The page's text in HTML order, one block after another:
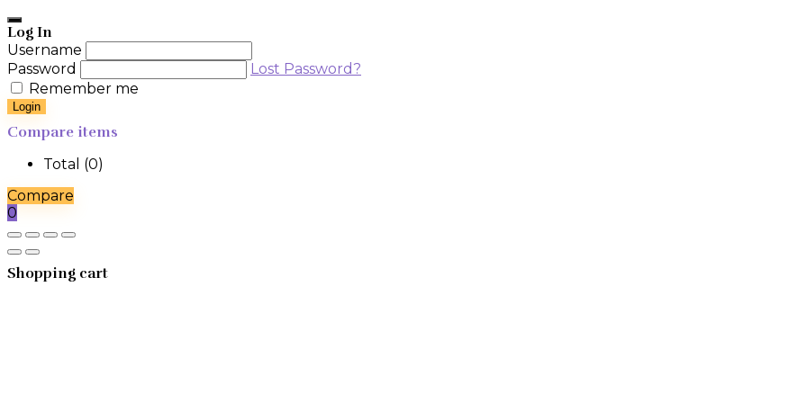
Log In
Username
Password
Lost Password?
Remember me
Login
Compare items
Total (0)
Compare
0
Shopping cart